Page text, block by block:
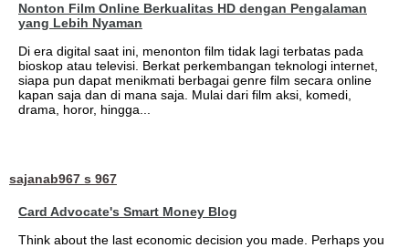
Nonton Film Online Berkualitas HD dengan Pengalaman
yang Lebih Nyaman
Di era digital saat ini, menonton film tidak lagi terbatas pada
bioskop atau televisi. Berkat perkembangan teknologi internet,
siapa pun dapat menikmati berbagai genre film secara online
kapan saja dan di mana saja. Mulai dari film aksi, komedi,
drama, horor, hingga...
sajanab967 s 967
Card Advocate's Smart Money Blog
Think about the last economic decision you made. Perhaps you